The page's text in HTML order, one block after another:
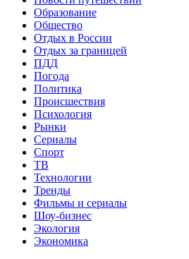
Образование
Общество
Отдых в России
Отдых за границей
ПДД
Погода
Политика
Происшествия
Психология
Рынки
Сериалы
Спорт
ТВ
Технологии
Тренды
Фильмы и сериалы
Шоу-бизнес
Экология
Экономика